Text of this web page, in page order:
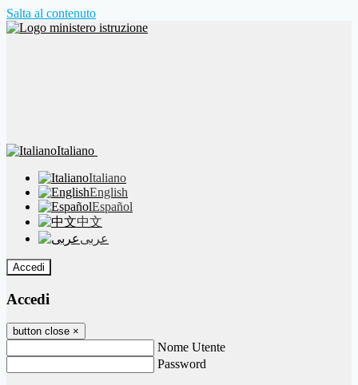
Salta al contenuto
Italiano
Italiano
English
Español
中文
عربى
Accedi
Accedi
button close ×
Nome Utente
Password